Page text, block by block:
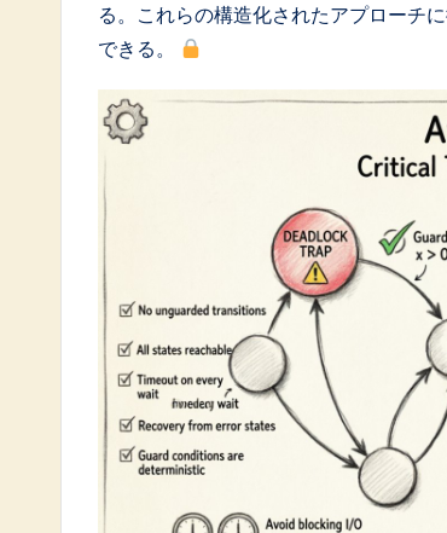
る。これらの構造化されたアプローチ
できる。